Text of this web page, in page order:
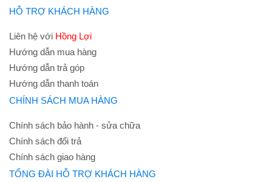
HỖ TRỢ KHÁCH HÀNG
Liên hệ với Hồng Lợi
Hướng dẫn mua hàng
Hướng dẫn trả góp
Hướng dẫn thanh toán
CHÍNH SÁCH MUA HÀNG
Chính sách bảo hành - sửa chữa
Chính sách đổi trả
Chính sách giao hàng
TỔNG ĐÀI HỖ TRỢ KHÁCH HÀNG